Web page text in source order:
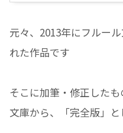
元々、2013年にフルー
れた作品です
そこに加筆・修正した
文庫から、「完全版」